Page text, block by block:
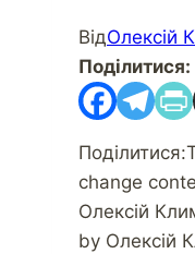
ВідОлексій
Поділитися:
change
Олексій
by Олексій